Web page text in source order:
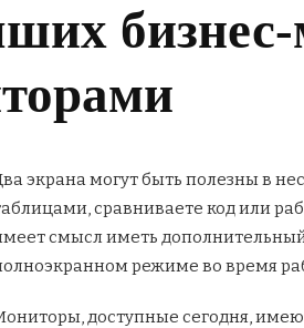
экрана могут быть полезны в
сравниваете код или
смысл иметь
режиме во время
доступные сегодня,